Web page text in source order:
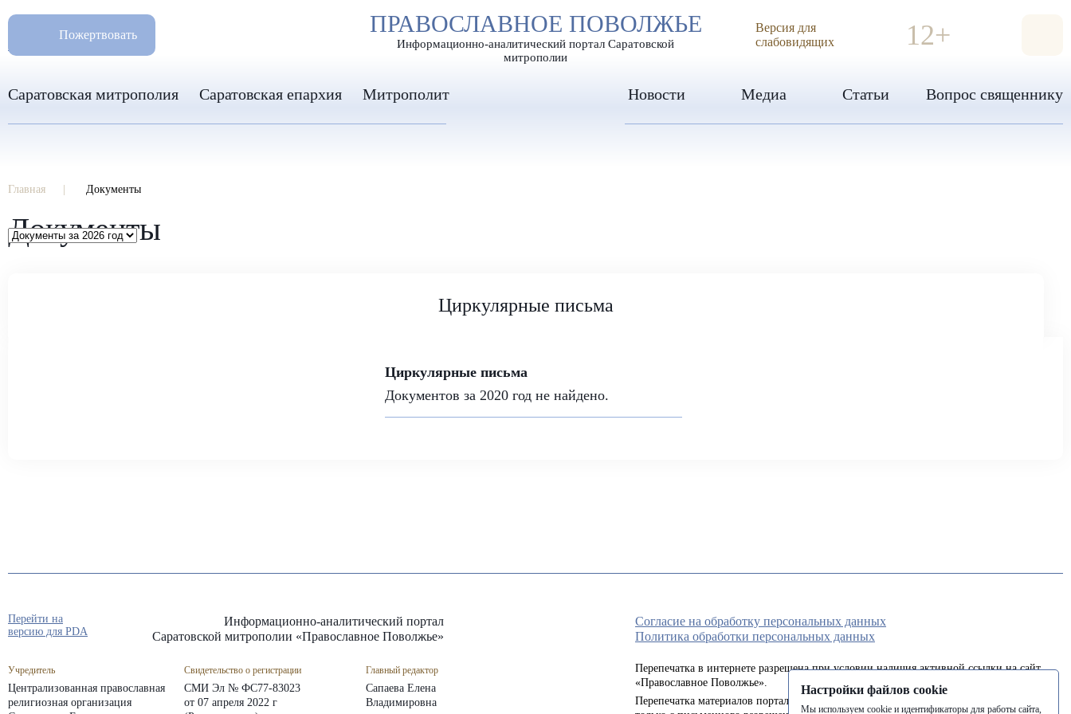
РАЗМЕР ШРИФТА А А А ИЗОБРАЖЕНИЯ
ПРАВОСЛАВНОЕ ПОВОЛЖЬЕ
Информационно-аналитический портал Саратовской
митрополии
Пожертвовать
8 960 346 31 04
info-sar@mail.ru
Версия для
слабовидящих
12+
Саратовская митрополия Саратовская епархия Митрополит Новости Медиа Статьи Вопрос священнику
Главная Документы
Документы
Циркулярные письма
Циркулярные письма
Документов за 2020 год не найдено.
Информационно-аналитический портал
Саратовской митрополии «Православное Поволжье»
Учредитель
Централизованная православная
религиозная организация
Свидетельство о регистрации
СМИ Эл № ФС77-83023
от 07 апреля 2022 г
Главный редактор
Сапаева Елена
Владимировна
Согласие на обработку персональных данных
Политика обработки персональных данных
Перепечатка в интернете разрешена при условии наличия активной ссылки на сайт
«Православное Поволжье».
Перепечатка материалов портала в печатных изданиях (книгах, прессе) возможна
Перейти на
версию для PDA
Настройки файлов cookie
Мы используем cookie и идентификаторы для работы сайта,